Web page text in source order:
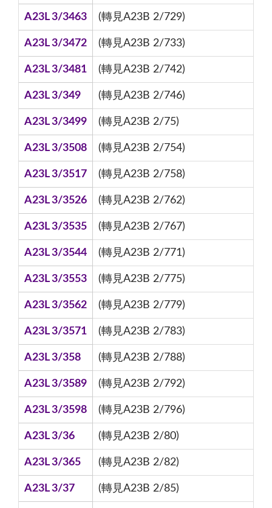
A23L 3/3463 (轉見A23B 2/729)
A23L 3/3472 (轉見A23B 2/733)
A23L 3/3481 (轉見A23B 2/742)
A23L 3/349 (轉見A23B 2/746)
A23L 3/3499 (轉見A23B 2/75)
A23L 3/3508 (轉見A23B 2/754)
A23L 3/3517 (轉見A23B 2/758)
A23L 3/3526 (轉見A23B 2/762)
A23L 3/3535 (轉見A23B 2/767)
A23L 3/3544 (轉見A23B 2/771)
A23L 3/3553 (轉見A23B 2/775)
A23L 3/3562 (轉見A23B 2/779)
A23L 3/3571 (轉見A23B 2/783)
A23L 3/358 (轉見A23B 2/788)
A23L 3/3589 (轉見A23B 2/792)
A23L 3/3598 (轉見A23B 2/796)
A23L 3/36 (轉見A23B 2/80)
A23L 3/365 (轉見A23B 2/82)
A23L 3/37 (轉見A23B 2/85)